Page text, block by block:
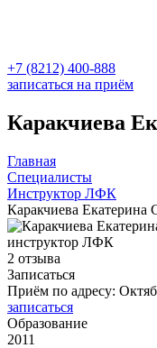
+7 (8212) 400-888
записаться на приём
Каракчиева
Главная
Специалисты
Инструктор ЛФК
Каракчиева Екатерина
инструктор ЛФК
2 отзыва
Записаться
Приём по адресу:
записаться
Образование
2011